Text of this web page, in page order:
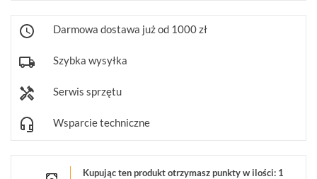
MONTAŻ
WSPÓŁPRACA
ZWROT
I
PRYWATNOŚCI
RABATOWE
Darmowa dostawa już od 1000 zł
Szybka wysyłka
Serwis sprzętu
Wsparcie techniczne
Kupując ten produkt otrzymasz punkty w ilości: 1